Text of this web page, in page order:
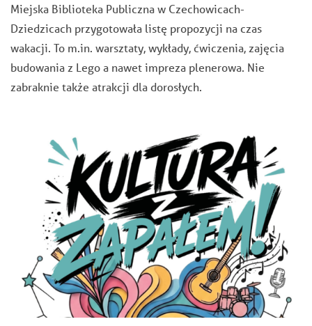
Miejska Biblioteka Publiczna w Czechowicach-
Dziedzicach przygotowała listę propozycji na czas
wakacji. To m.in. warsztaty, wykłady, ćwiczenia, zajęcia
budowania z Lego a nawet impreza plenerowa. Nie
zabraknie także atrakcji dla dorosłych.